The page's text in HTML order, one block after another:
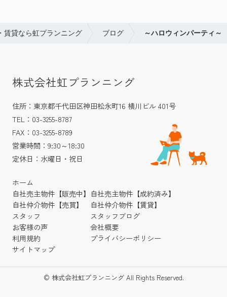
賃貸なら虹プランニング ブログ ～ハロウィンパーティ～
株式会社虹プランニング
住所：東京都千代田区神田松永町16 横川ビル 401号
TEL：03-3255-8787
FAX：03-3255-8789
営業時間：9:30～18:30
定休日：水曜日・祝日
ホーム
自社売主物件【販売中】
自社仲介物件【売買】
スタッフ
お客様の声
利用規約
サイトマップ
自社売主物件【成約済み】
自社仲介物件【賃貸】
スタッフブログ
会社概要
プライバシーポリシー
© 株式会社虹プランニング All Rights Reserved.